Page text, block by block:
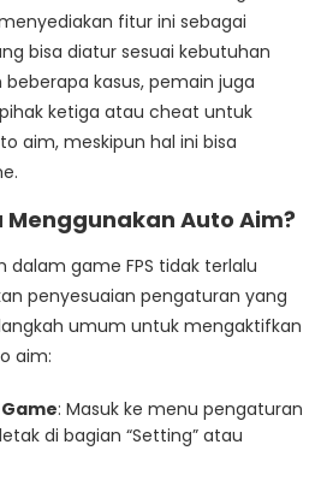
fitur ini sebagai
bisa diatur sesuai kebutuhan
kasus, pemain juga
ketiga atau cheat untuk
aim, meskipun hal ini bisa
Auto Aim?
game FPS tidak terlalu
penyesuaian pengaturan yang
umum untuk mengaktifkan
aim:
: Masuk ke menu pengaturan
di bagian “Setting” atau